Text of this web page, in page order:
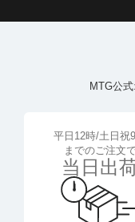
MTG公
平日12時/土日祝
までのご注文
当日出